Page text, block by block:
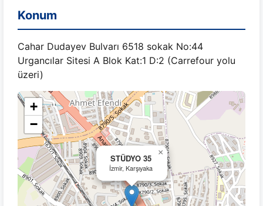
Konum
Cahar Dudayev Bulvarı 6518 sokak No:44
Urgancılar Sitesi A Blok Kat:1 D:2 (Carrefour yolu
üzeri)
STÜDYO 35
İzmir, Karşıyaka
×
+
−